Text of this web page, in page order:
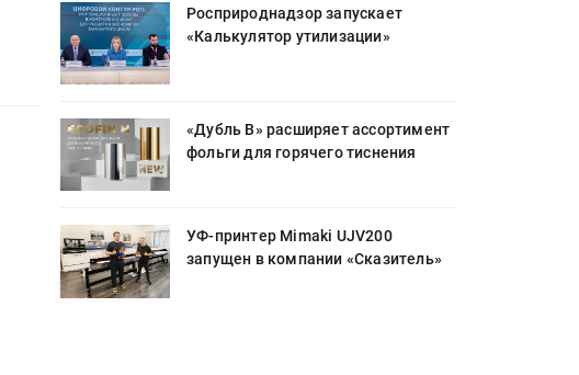
Росприроднадзор запускает
«Калькулятор утилизации»
«Дубль В» расширяет ассортимент
фольги для горячего тиснения
УФ-принтер Mimaki UJV200
запущен в компании «Сказитель»